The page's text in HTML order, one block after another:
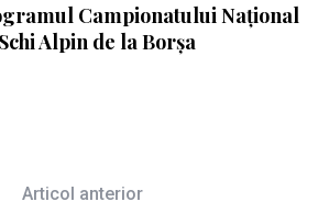
Campionatului Național
Alpin de la Borșa
Articol anterior